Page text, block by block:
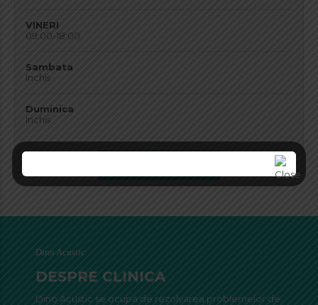
VINERI
09:00-18:00
Sambata
Inchis
Duminica
Inchis
Dino Acustic
DESPRE CLINICA
Dino Acustic se ocupa de rezolvarea problemelor de